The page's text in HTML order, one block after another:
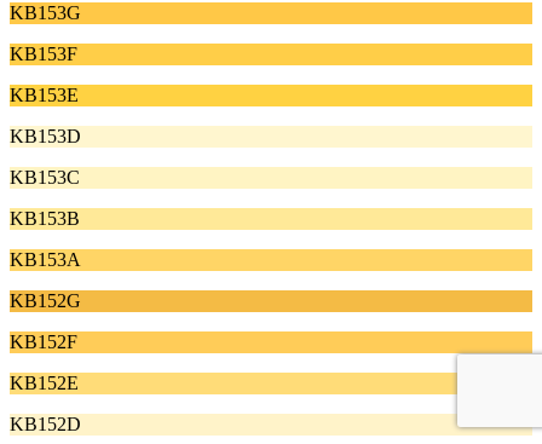
KB153G
KB153F
KB153E
KB153D
KB153C
KB153B
KB153A
KB152G
KB152F
KB152E
KB152D